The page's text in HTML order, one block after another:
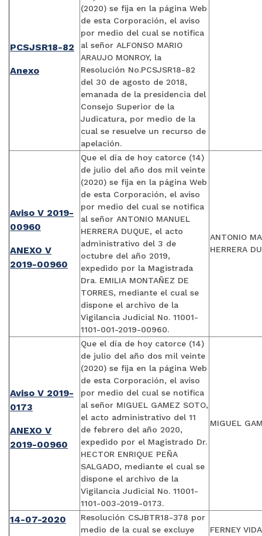
PCSJSR18-82
Anexo
(2020) se fija en la página Web
de esta Corporación, el aviso
por medio del cual se notifica
al señor ALFONSO MARIO
ARAUJO MONROY, la
Resolución No.PCSJSR18-82
del 30 de agosto de 2018,
emanada de la presidencia del
Consejo Superior de la
Judicatura, por medio de la
cual se resuelve un recurso de
apelación.
Aviso V 2019-
00960
ANEXO V
2019-00960
Que el día de hoy catorce (14)
de julio del año dos mil veinte
(2020) se fija en la página Web
de esta Corporación, el aviso
por medio del cual se notifica
al señor ANTONIO MANUEL
HERRERA DUQUE, el acto
administrativo del 3 de
octubre del año 2019,
expedido por la Magistrada
Dra. EMILIA MONTAÑEZ DE
TORRES, mediante el cual se
dispone el archivo de la
Vigilancia Judicial No. 11001-
1101-001-2019-00960.
ANTONIO
HERRERA
Aviso V 2019-
0173
ANEXO V
2019-00960
Que el día de hoy catorce (14)
de julio del año dos mil veinte
(2020) se fija en la página Web
de esta Corporación, el aviso
por medio del cual se notifica
al señor MIGUEL GAMEZ SOTO,
el acto administrativo del 11
de febrero del año 2020,
expedido por el Magistrado Dr.
HECTOR ENRIQUE PEÑA
SALGADO, mediante el cual se
dispone el archivo de la
Vigilancia Judicial No. 11001-
1101-003-2019-0173.
MIGUEL
14-07-2020
Resolución CSJBTR18-378 por
medio de la cual se excluye
FERNEY